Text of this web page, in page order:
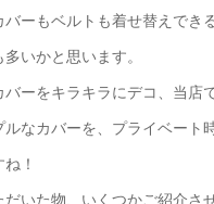
ーもベルトも着せ替えでき
いかと思います。
ーをキラキラにデコ、当店
ルなカバーを、プライベー
！
いた物、いくつかご紹介さ